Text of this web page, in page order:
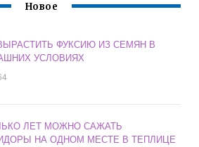
Новое
ФУКСИЮ ИЗ СЕМЯН В
УСЛОВИЯХ
ЛЕТ МОЖНО САЖАТЬ
НА ОДНОМ МЕСТЕ В ТЕПЛИЦЕ